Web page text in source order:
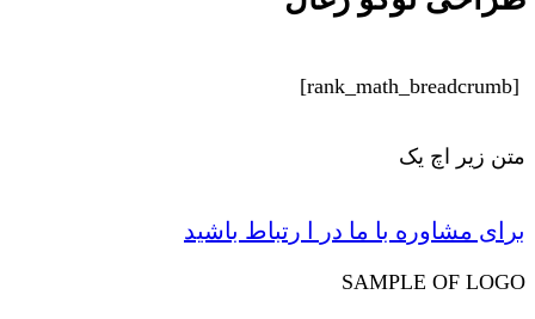
[rank_math_breadcrumb]
متن زیر اچ یک
برای مشاوره با ما در ا رتباط باشید
SAMPLE OF LOGO